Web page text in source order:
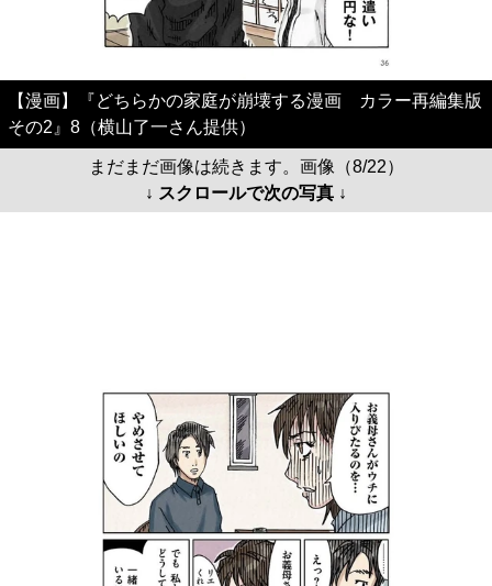
【漫画】『どちらかの家庭が崩壊する漫画 カラー再編集版
その2』8（横山了一さん提供）
まだまだ画像は続きます。画像（8/22）
↓ スクロールで次の写真 ↓